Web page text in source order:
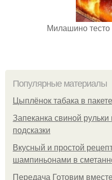
Милашино тесто
Популярные материалы
Цыплёнок табака в
Запеканка свиной
подсказки
Вкусный и простой
шампиньонами в
Передача Готовим